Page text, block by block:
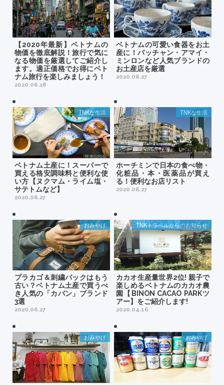
【2020年最新】ベトナムの
物価を徹底解説！旅行で気に
なる物価を厳選してご紹介し
ます。適正価格でお得にベト
ナム旅行を楽しみましょう！
2020.06.28
ベトナムの可愛い食器をお土
産に！バッチャン・アマイ・
ミンロンなど人気ブランドの
お土産店を厳選
2020.06.27
ベトナム土産に！スーパーで
買える格安調味料と便利な使
い方【ヌクマム・ライム塩・
サテトムなど】
2020.06.27
TNKな生活
ホーチミンで日本の食べ物・
化粧品・本・医薬品が買え
る！便利なお店リスト
2020.06.27
TNKな生活
プラカゴ＆刺繍バックはもう
古い？ベトナム土産で買うべ
き人気の「カバン」ブランド
3選
2020.06.27
おみやげ
カカオ生産量世界2位! 親子で
楽しめるベトナムのカカオ農
園【BINON CACAO PARKツ
アー】をご紹介します!
2020.04.16
TNKトラベルからのお知らせ
おみやげ おみやげ